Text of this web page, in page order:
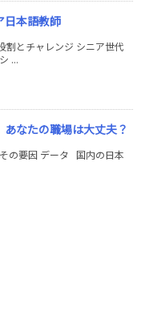
日本語教師
割とチャレンジ シニア世代
...
なたの職場は大丈夫？
の要因 データ 国内の日本